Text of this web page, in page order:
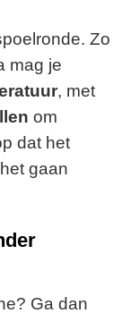
Zo
mag je
, met
om
dat het
gaan
Ga dan